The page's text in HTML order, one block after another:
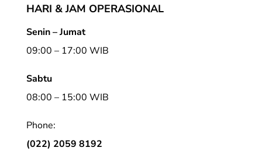
HARI & JAM OPERASIONAL
Senin – Jumat
09:00 – 17:00 WIB
Sabtu
08:00 – 15:00 WIB
Phone:
(022) 2059 8192